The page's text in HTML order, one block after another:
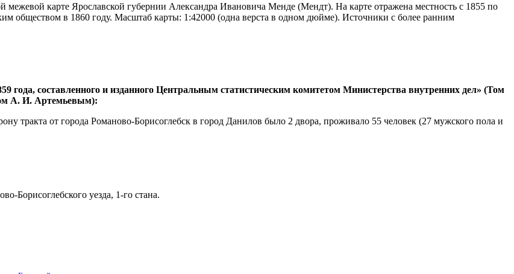
межевой карте Ярославской губернии Александра Ивановича Менде (Мендт). На карте отражена местность с 1855 по
обществом в 1860 году. Масштаб карты: 1:42000 (одна верста в одном дюйме). Источники с более ранним
года, составленного и изданного Центральным статистическим комитетом Министерства внутренних дел» (Том
А. И. Артемьевым):
тракта от города Романово-Борисоглебск в город Данилов было 2 двора, проживало 55 человек (27 мужского пола и
Борисоглебского уезда, 1-го стана.